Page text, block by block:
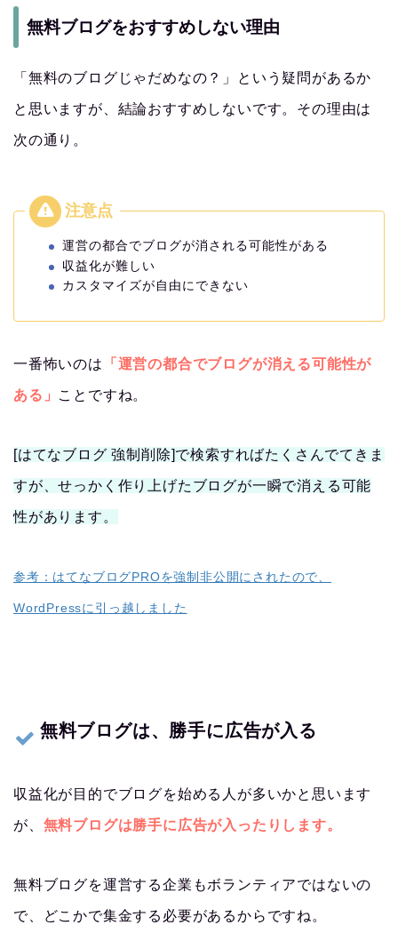
無料ブログをおすすめしない理由
「無料のブログじゃだめなの？」という疑問があるか
と思いますが、結論おすすめしないです。その理由は
次の通り。
運営の都合でブログが消される可能性がある
収益化が難しい
カスタマイズが自由にできない
一番怖いのは 「運営の都合でブログが消える可能性が
ある」 ことですね。
[はてなブログ 強制削除]で検索すればたくさんでてきま
すが、せっかく作り上げたブログが一瞬で消える可能
性があります。
参考：はてなブログPROを強制非公開にされたので、
WordPressに引っ越しました
無料ブログは、勝手に広告が入る
収益化が目的でブログを始める人が多いかと思います
が、 無料ブログは勝手に広告が入ったりします。
無料ブログを運営する企業もボランティアではないの
で、どこかで集金する必要があるからですね。